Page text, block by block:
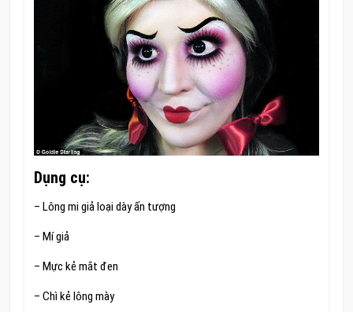
Dụng cụ:
– Lông mi giả loại dày ấn tượng
– Mí giả
– Mực kẻ mắt đen
– Chì kẻ lông mày